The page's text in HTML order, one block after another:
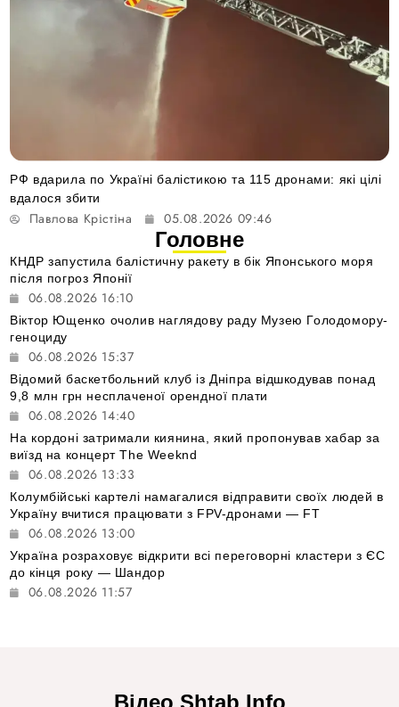
РФ вдарила по Україні балістикою та 115 дронами: які цілі
вдалося збити
Павлова Крістіна 05.08.2026 09:46
Головне
КНДР запустила балістичну ракету в бік Японського моря
після погроз Японії
06.08.2026 16:10
Віктор Ющенко очолив наглядову раду Музею Голодомору-
геноциду
06.08.2026 15:37
Відомий баскетбольний клуб із Дніпра відшкодував понад
9,8 млн грн несплаченої орендної плати
06.08.2026 14:40
На кордоні затримали киянина, який пропонував хабар за
виїзд на концерт The Weeknd
06.08.2026 13:33
Колумбійські картелі намагалися відправити своїх людей в
Україну вчитися працювати з FPV-дронами — FT
06.08.2026 13:00
Україна розраховує відкрити всі переговорні кластери з ЄС
до кінця року — Шандор
06.08.2026 11:57
Відео Shtab Info